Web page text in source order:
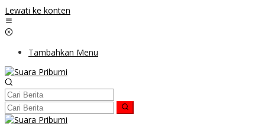
Lewati ke konten
Tambahkan Menu